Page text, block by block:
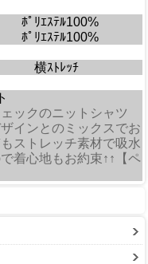
ﾎﾟﾘｴｽﾃﾙ100%
ﾎﾟﾘｴｽﾃﾙ100%
横ｽﾄﾚｯﾁ
ックのニットシャツ
インとのミックスでお
ストレッチ素材で吸水
着心地もお約束↑↑【ペ